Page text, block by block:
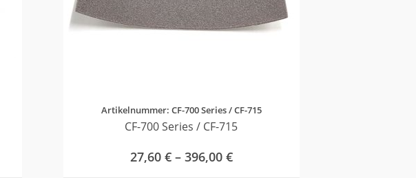
Artikelnummer: CF-700 Series / CF-715
CF-700 Series / CF-715
27,60 €– 396,00 €